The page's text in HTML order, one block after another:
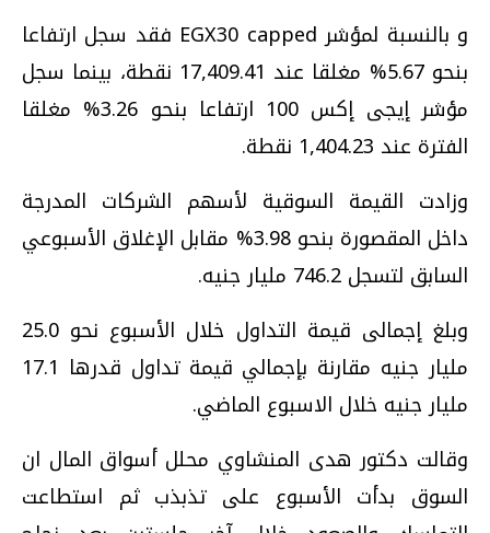
و بالنسبة لمؤشر EGX30 capped فقد سجل ارتفاعا
بنحو 5.67% مغلقا عند 17,409.41 نقطة، بينما سجل
مؤشر إيجى إكس 100 ارتفاعا بنحو 3.26% مغلقا
الفترة عند 1,404.23 نقطة.
وزادت القيمة السوقية لأسهم الشركات المدرجة
داخل المقصورة بنحو 3.98% مقابل الإغلاق الأسبوعي
السابق لتسجل 746.2 مليار جنيه.
وبلغ إجمالى قيمة التداول خلال الأسبوع نحو 25.0
مليار جنيه مقارنة بإجمالي قيمة تداول قدرها 17.1
مليار جنيه خلال الاسبوع الماضي.
وقالت دكتور هدى المنشاوي محلل أسواق المال ان
السوق بدأت الأسبوع على تذبذب ثم استطاعت